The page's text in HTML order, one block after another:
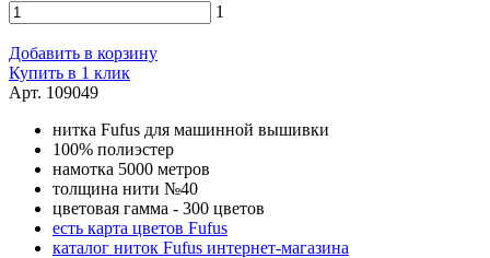
1
Добавить в корзину
Купить в 1 клик
Арт. 109049
нитка Fufus для машинной вышивки
100% полиэстер
намотка 5000 метров
толщина нити №40
цветовая гамма - 300 цветов
есть карта цветов Fufus
каталог ниток Fufus интернет-магазина